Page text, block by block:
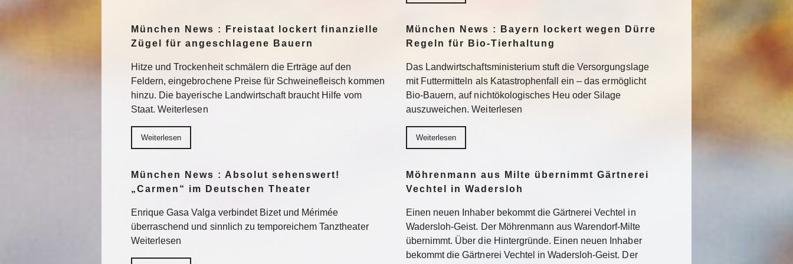
München News : Freistaat lockert finanzielle
Zügel für angeschlagene Bauern
Hitze und Trockenheit schmälern die Erträge auf den
Feldern, eingebrochene Preise für Schweinefleisch kommen
hinzu. Die bayerische Landwirtschaft braucht Hilfe vom
Staat. Weiterlesen
Weiterlesen
München News : Bayern lockert wegen Dürre
Regeln für Bio-Tierhaltung
Das Landwirtschaftsministerium stuft die Versorgungslage
mit Futtermitteln als Katastrophenfall ein – das ermöglicht
Bio-Bauern, auf nichtökologisches Heu oder Silage
auszuweichen. Weiterlesen
Weiterlesen
München News : Absolut sehenswert!
„Carmen“ im Deutschen Theater
Enrique Gasa Valga verbindet Bizet und Mérimée
überraschend und sinnlich zu temporeichem Tanztheater
Weiterlesen
Möhrenmann aus Milte übernimmt Gärtnerei
Vechtel in Wadersloh
Einen neuen Inhaber bekommt die Gärtnerei Vechtel in
Wadersloh-Geist. Der Möhrenmann aus Warendorf-Milte
übernimmt. Über die Hintergründe. Einen neuen Inhaber
bekommt die Gärtnerei Vechtel in Wadersloh-Geist. Der